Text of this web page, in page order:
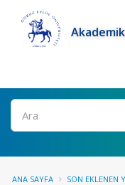
Ara
ANA SAYFA SON EKLENEN